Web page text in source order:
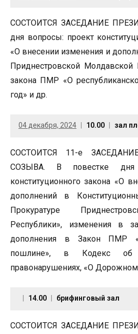
СОСТОИТСЯ ЗАСЕДАНИЕ
дня вопросы: проект
«О внесении изменения и
Приднестровской Молдавской
закона ПМР «О
год» и др.
04 декабря, 2024 10.00 зал
СОСТОИТСЯ 11-е
СОЗЫВА. В повестке дня
конституционного закона «О
дополнений в
Прокуратуре
Республики», изменения в
дополнения в Закон ПМР
пошлине», в Кодекс об
правонарушениях, «О
14.00 брифинговый зал
СОСТОИТСЯ ЗАСЕДАНИЕ